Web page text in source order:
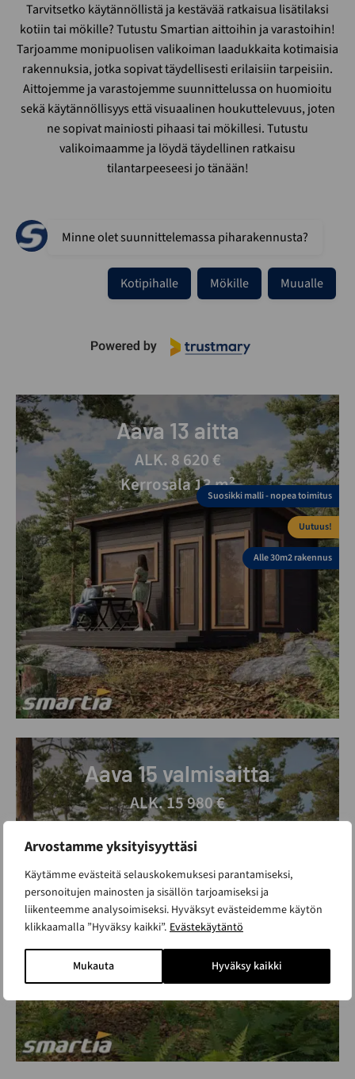
Arvostamme yksityisyyttäsi
Käytämme evästeitä selauskokemuksesi parantamiseksi,
personoitujen mainosten ja sisällön tarjoamiseksi ja
liikenteemme analysoimiseksi. Hyväksyt evästeidemme käytön
klikkaamalla ”Hyväksy kaikki”. Evästekäytäntö
Mukauta Hyväksy kaikki
Tarvitsetko käytännöllistä ja kestävää ratkaisua lisätilaksi
kotiin tai mökille? Tutustu Smartian aittoihin ja varastoihin!
Tarjoamme monipuolisen valikoiman laadukkaita kotimaisia
rakennuksia, jotka sopivat täydellisesti erilaisiin tarpeisiin.
Aittojemme ja varastojemme suunnittelussa on huomioitu
sekä käytännöllisyys että visuaalinen houkuttelevuus, joten
ne sopivat mainiosti pihaasi tai mökillesi. Tutustu
valikoimaamme ja löydä täydellinen ratkaisu
tilantarpeeseesi jo tänään!
Minne olet suunnittelemassa piharakennusta?
Kotipihalle Mökille Muualle
Aava 13 aitta
ALK. 8 620 €
Kerrosala 13 m²Suosikki malli - nopea toimitus
Uutuus!
Alle 30m2 rakennus
Aava 15 valmisaitta
ALK. 15 980 €
Kerrosala 15.5 m²
Vantaan esittelypihalla
Alle 30m2 rakennus